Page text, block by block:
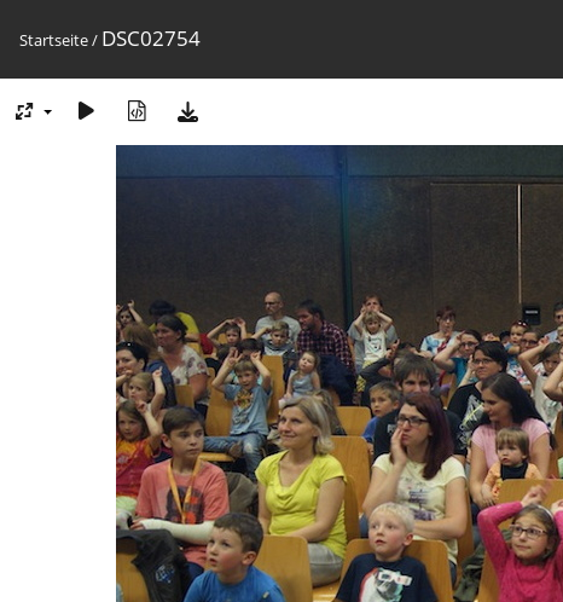
Startseite/ DSC02754